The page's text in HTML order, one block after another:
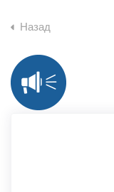
Назад